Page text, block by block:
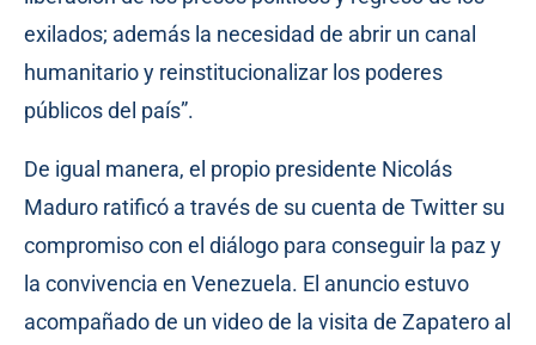
exilados; además la necesidad de abrir un canal
humanitario y reinstitucionalizar los poderes
públicos del país”.
De igual manera, el propio presidente Nicolás
Maduro ratificó a través de su cuenta de Twitter su
compromiso con el diálogo para conseguir la paz y
la convivencia en Venezuela. El anuncio estuvo
acompañado de un video de la visita de Zapatero al